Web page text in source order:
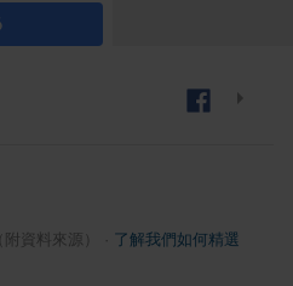
資料來源） 了解我們如何精選